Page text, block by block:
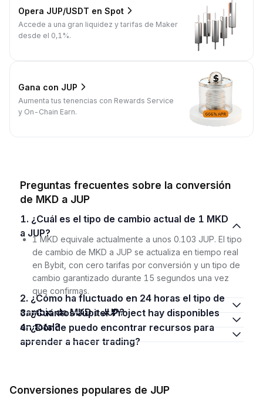
Opera JUP/USDT en Spot
Accede a una gran liquidez y tarifas de Maker
desde el 0,1%.
Gana con JUP
Aumenta tus tenencias con Rewards Service
y On-Chain Earn.
Preguntas frecuentes sobre la conversión
de MKD a JUP
1. ¿Cuál es el tipo de cambio actual de 1 MKD
a JUP?
1 MKD equivale actualmente a unos 0.103 JUP. El tipo
de cambio de MKD a JUP se actualiza en tiempo real
en Bybit, con cero tarifas por conversión y un tipo de
cambio garantizado durante 15 segundos una vez
que confirmas.
2. ¿Cómo ha fluctuado en 24 horas el tipo de
cambio de MKD a JUP?
3. ¿Cuántos Jupiter Project hay disponibles
en total?
4. ¿Dónde puedo encontrar recursos para
aprender a hacer trading?
Conversiones populares de JUP